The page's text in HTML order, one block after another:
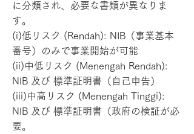
に分類され、必要な書類が異なりま
す。
(i)低リスク (Rendah): NIB（事業基本
番号）のみで事業開始が可能
(ii)中低リスク (Menengah Rendah):
NIB 及び 標準証明書（自己申告）
(iii)中高リスク (Menengah Tinggi):
NIB 及び 標準証明書（政府の検証が必
要。